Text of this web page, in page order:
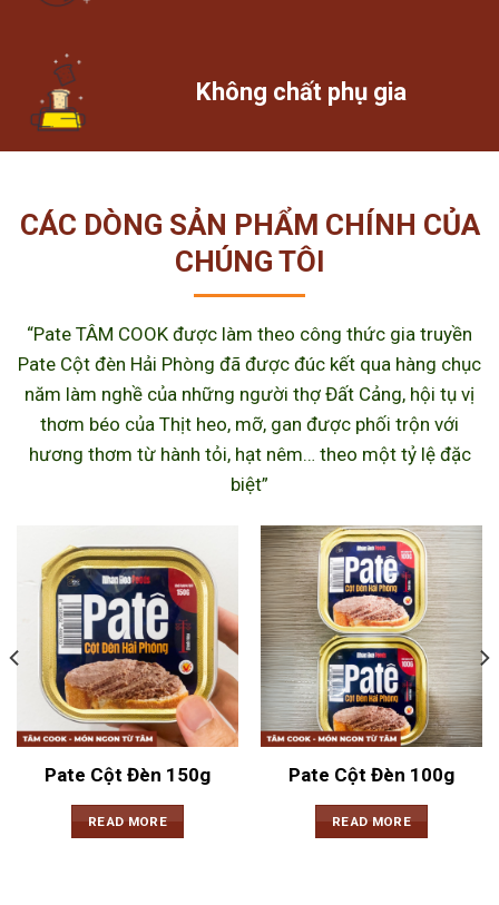
Không chất phụ gia
CÁC DÒNG SẢN PHẨM CHÍNH CỦA
CHÚNG TÔI
“Pate TÂM COOK được làm theo công thức gia truyền
Pate Cột đèn Hải Phòng đã được đúc kết qua hàng chục
năm làm nghề của những người thợ Đất Cảng, hội tụ vị
thơm béo của Thịt heo, mỡ, gan được phối trộn với
hương thơm từ hành tỏi, hạt nêm… theo một tỷ lệ đặc
biệt”
Pate Cột Đèn 150g
READ MORE
Pate Cột Đèn 100g
READ MORE